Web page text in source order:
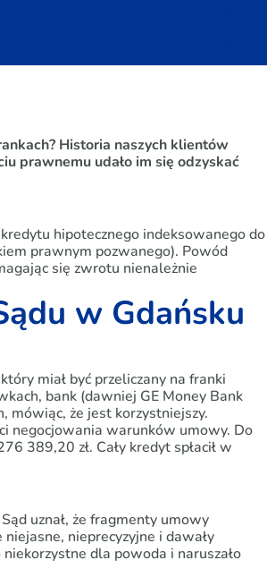
Historia naszych klientów
prawnemu udało im się odzyskać
hipotecznego indeksowanego do
prawnym pozwanego). Powód
się zwrotu nienależnie
w Gdańsku
miał być przeliczany na franki
bank (dawniej GE Money Bank
mówiąc, że jest korzystniejszy.
negocjowania warunków umowy. Do
389,20 zł. Cały kredyt spłacił w
Sąd uznał, że fragmenty umowy
nieprecyzyjne i dawały
dla powoda i naruszało